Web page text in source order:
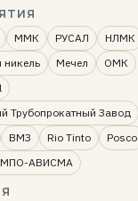
ММК РУСАЛ НЛМК
никель
Мечел
ОМК
Трубопрокатный Завод
ВМЗ Rio Tinto
Posco
АВИСМА